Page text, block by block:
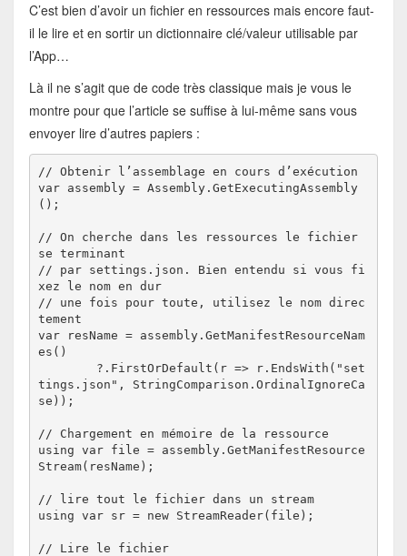
C’est bien d’avoir un fichier en ressources mais encore faut-
il le lire et en sortir un dictionnaire clé/valeur utilisable par
l’App…
Là il ne s’agit que de code très classique mais je vous le
montre pour que l’article se suffise à lui-même sans vous
envoyer lire d’autres papiers :
// Obtenir l’assemblage en cours d’exécution
var assembly = Assembly.GetExecutingAssembly
();
// On cherche dans les ressources le fichier
se terminant
// par settings.json. Bien entendu si vous fi
xez le nom en dur
// une fois pour toute, utilisez le nom direc
tement
var resName = assembly.GetManifestResourceNam
es()
tings.json", StringComparison.OrdinalIgnoreCa
se));
// Chargement en mémoire de la ressource
using var file = assembly.GetManifestResource
Stream(resName);
// lire tout le fichier dans un stream
using var sr = new StreamReader(file);
// Lire le fichier